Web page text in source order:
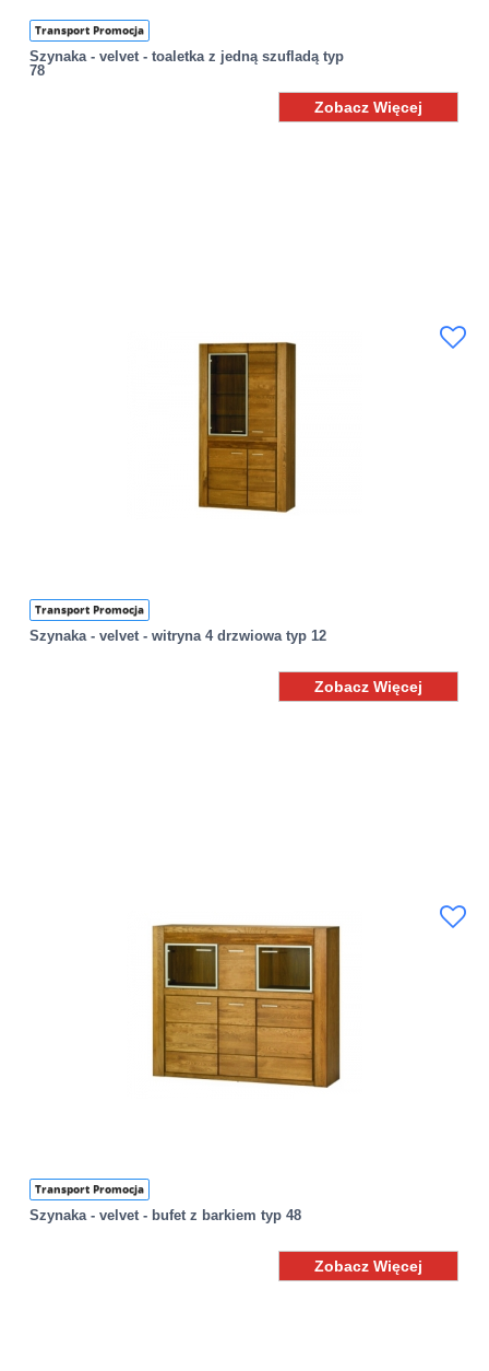
Transport Promocja
Szynaka - velvet - toaletka z jedną szufladą typ
78
Zobacz Więcej
Transport Promocja
Szynaka - velvet - witryna 4 drzwiowa typ 12
Zobacz Więcej
Transport Promocja
Szynaka - velvet - bufet z barkiem typ 48
Zobacz Więcej